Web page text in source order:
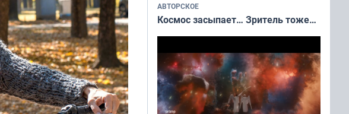
АВТОРСКОЕ
Космос засыпает… Зритель тоже…